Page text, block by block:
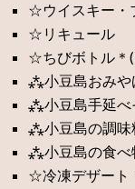
☆ウイスキー・
☆リキュール
☆ちびボトル＊
⁂小豆島おみや
⁂小豆島手延べ
⁂小豆島の調味
⁂小豆島の食べ
☆冷凍デザート